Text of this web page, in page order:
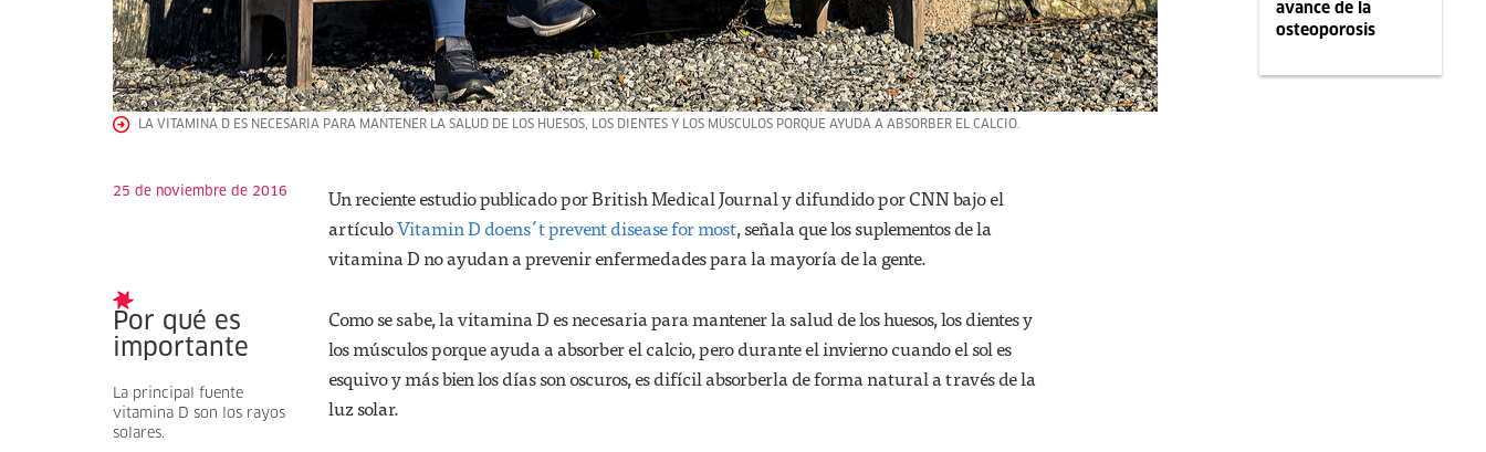
avance de la
osteoporosis
LA VITAMINA D ES NECESARIA PARA MANTENER LA SALUD DE LOS HUESOS, LOS DIENTES Y LOS MÚSCULOS PORQUE AYUDA A ABSORBER EL CALCIO.
25 de noviembre de 2016
Por qué es
importante
La principal fuente
vitamina D son los rayos
solares.
Un reciente estudio publicado por British Medical Journal y difundido por CNN bajo el
artículoVitamin D doens´t prevent disease for most, señala que los suplementos de la
vitamina D no ayudan a prevenir enfermedades para la mayoría de la gente.
Como se sabe, la vitamina D es necesaria para mantener la salud de los huesos, los dientes y
los músculos porque ayuda a absorber el calcio, pero durante el invierno cuando el sol es
esquivo y más bien los días son oscuros, es difícil absorberla de forma natural a través de la
luz solar.